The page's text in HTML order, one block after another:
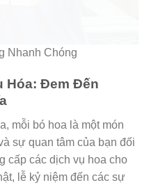
Nhanh Chóng
Hóa: Đem Đến
mỗi bó hoa là một món
sự quan tâm của bạn đối
cấp các dịch vụ hoa cho
lễ kỷ niệm đến các sự